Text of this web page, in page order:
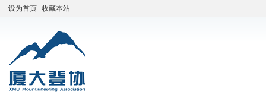
设为首页 收藏本站